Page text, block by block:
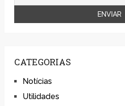
CATEGORIAS
Notícias
Utilidades